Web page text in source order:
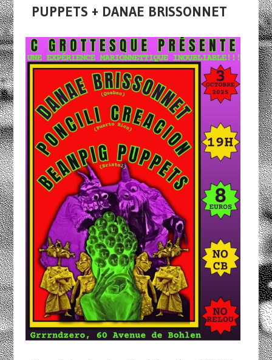
PUPPETS + DANAE BRISSONNET